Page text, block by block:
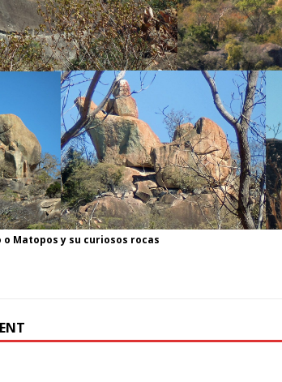
Matopos y su curiosos rocas